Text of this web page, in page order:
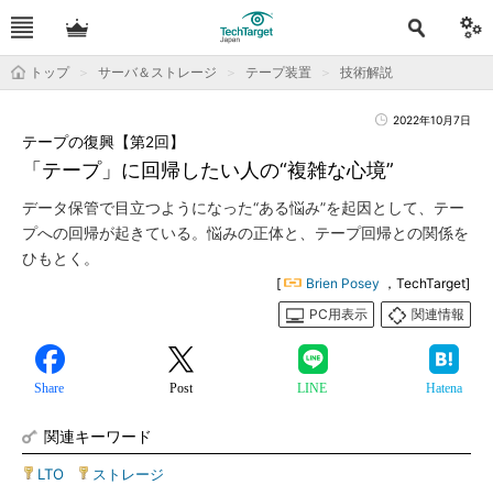
トップ サーバ＆ストレージ テープ装置 技術解説
2022年10月7日
「テープ」に回帰したい人の“複雑な心境”
テープの復興【第2回】
データ保管で目立つようになった“ある悩み”を起因として、テー
プへの回帰が起きている。悩みの正体と、テープ回帰との関係を
ひもとく。
[ Brien Posey ，TechTarget]
PC用表示
関連情報
Share Post LINE Hatena
関連キーワード
LTO ストレージ